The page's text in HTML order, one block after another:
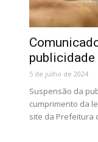
5 de julho de 2024
Suspensão da
cumprimento da
site da Prefeitura